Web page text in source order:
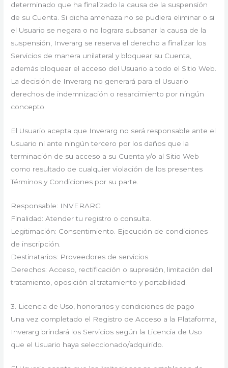
determinado que ha finalizado la causa de la suspensión
de su Cuenta. Si dicha amenaza no se pudiera eliminar o si
el Usuario se negara o no lograra subsanar la causa de la
suspensión, Inverarg se reserva el derecho a finalizar los
Servicios de manera unilateral y bloquear su Cuenta,
además bloquear el acceso del Usuario a todo el Sitio Web.
La decisión de Inverarg no generará para el Usuario
derechos de indemnización o resarcimiento por ningún
concepto.
El Usuario acepta que Inverarg no será responsable ante el
Usuario ni ante ningún tercero por los daños que la
terminación de su acceso a su Cuenta y/o al Sitio Web
como resultado de cualquier violación de los presentes
Términos y Condiciones por su parte.
Responsable: INVERARG
Finalidad: Atender tu registro o consulta.
Legitimación: Consentimiento. Ejecución de condiciones
de inscripción.
Destinatarios: Proveedores de servicios.
Derechos: Acceso, rectificación o supresión, limitación del
tratamiento, oposición al tratamiento y portabilidad.
3. Licencia de Uso, honorarios y condiciones de pago
Una vez completado el Registro de Acceso a la Plataforma,
Inverarg brindará los Servicios según la Licencia de Uso
que el Usuario haya seleccionado/adquirido.